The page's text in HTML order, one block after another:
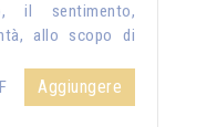
il sentimento,
allo scopo di
Aggiungere